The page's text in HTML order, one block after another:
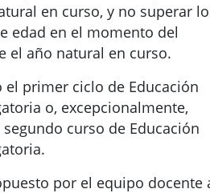
en curso, y no superar
edad en el momento del
el año natural en curso.
el primer ciclo de Educación
o, excepcionalmente,
curso de Educación
por el equipo docente